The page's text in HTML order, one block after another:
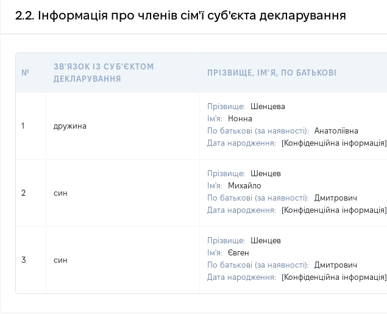
2.2. Інформація про членів сім'ї суб'єкта декларування
№
ЗВ'ЯЗОК ІЗ СУБ'ЄКТОМ
ДЕКЛАРУВАННЯ
ПРІЗВИЩЕ, ІМ'Я, ПО БАТЬКОВІ
1 дружина
Прізвище:
Шенцева
Ім'я:
Нонна
По батькові (за наявності):
Анатоліївна
Дата народження:
[Конфіденційна інформація]
2 син
Прізвище:
Шенцев
Ім'я:
Михайло
По батькові (за наявності):
Дмитрович
Дата народження:
[Конфіденційна інформація]
3 син
Прізвище:
Шенцев
Ім'я:
Євген
По батькові (за наявності):
Дмитрович
Дата народження:
[Конфіденційна інформація]